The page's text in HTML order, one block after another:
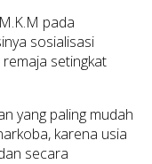
pada
sosialisasi
setingkat
yang paling mudah
karena usia
secara